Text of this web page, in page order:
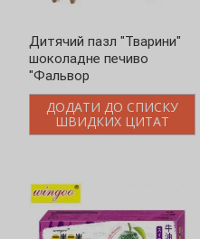
Дитячий пазл "Тварини"
шоколадне печиво
"Фальвор
ДОДАТИ ДО СПИСКУ
ШВИДКИХ ЦИТАТ